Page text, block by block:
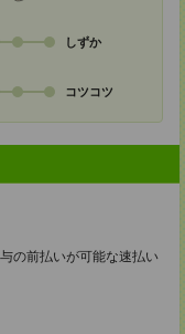
しずか
コツコツ
前払いが可能な速払い